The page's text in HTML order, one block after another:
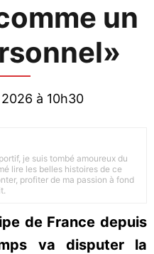
un
à 10h30
je suis tombé amoureux du
lire les belles histoires de ce
profiter de ma passion à fond
de France depuis
va disputer la